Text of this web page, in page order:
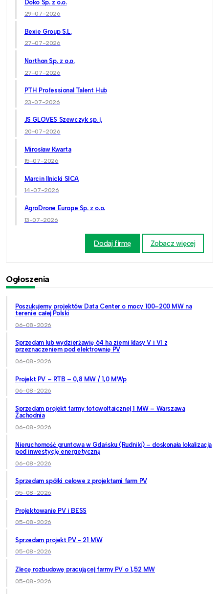
Doko Sp. z o.o.
29-07-2026
Bexie Group S.L.
27-07-2026
Northon Sp. z o.o.
27-07-2026
PTH Professional Talent Hub
23-07-2026
JS GLOVES Szewczyk sp. j.
20-07-2026
Mirosław Kwarta
15-07-2026
Marcin Ilnicki SICA
14-07-2026
AgroDrone Europe Sp. z o.o.
13-07-2026
Dodaj firmę Zobacz więcej
Ogłoszenia
Poszukujemy projektów Data Center o mocy 100–200 MW na
terenie całej Polski
06-08-2026
Sprzedam lub wydzierżawię 64 ha ziemi klasy V i VI z
przeznaczeniem pod elektrownię PV
06-08-2026
Projekt PV – RTB – 0,8 MW / 1,0 MWp
06-08-2026
Sprzedam projekt farmy fotowoltaicznej 1 MW – Warszawa
Zachodnia
06-08-2026
Nieruchomość gruntowa w Gdańsku (Rudniki) – doskonała lokalizacja
pod inwestycję energetyczną
06-08-2026
Sprzedam spółki celowe z projektami farm PV
05-08-2026
Projektowanie PV i BESS
05-08-2026
Sprzedam projekt PV - 21 MW
05-08-2026
Zlecę rozbudowę pracującej farmy PV o 1,52 MW
05-08-2026